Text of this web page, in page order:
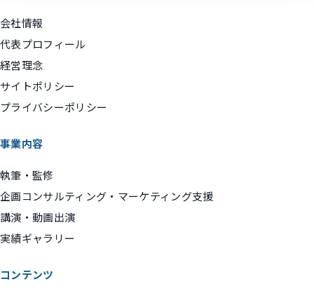
会社情報
代表プロフィール
経営理念
サイトポリシー
プライバシーポリシー
事業内容
執筆・監修
企画コンサルティング・マーケティング支援
講演・動画出演
実績ギャラリー
コンテンツ